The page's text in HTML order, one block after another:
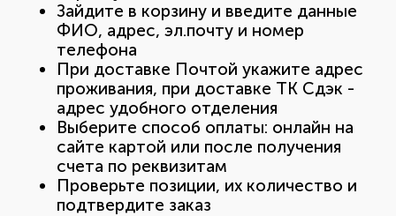
Зайдите в корзину и введите данные
ФИО, адрес, эл.почту и номер
телефона
При доставке Почтой укажите адрес
проживания, при доставке ТК Сдэк -
адрес удобного отделения
Выберите способ оплаты: онлайн на
сайте картой или после получения
счета по реквизитам
Проверьте позиции, их количество и
подтвердите заказ